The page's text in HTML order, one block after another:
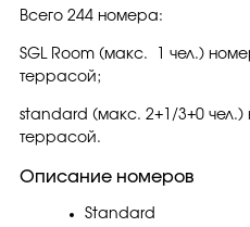
Всего 244 номера:
SGL Room (макс. 1 чел.)
террасой;
standard (макс. 2+1/3+0
террасой.
Описание номеров
Standard